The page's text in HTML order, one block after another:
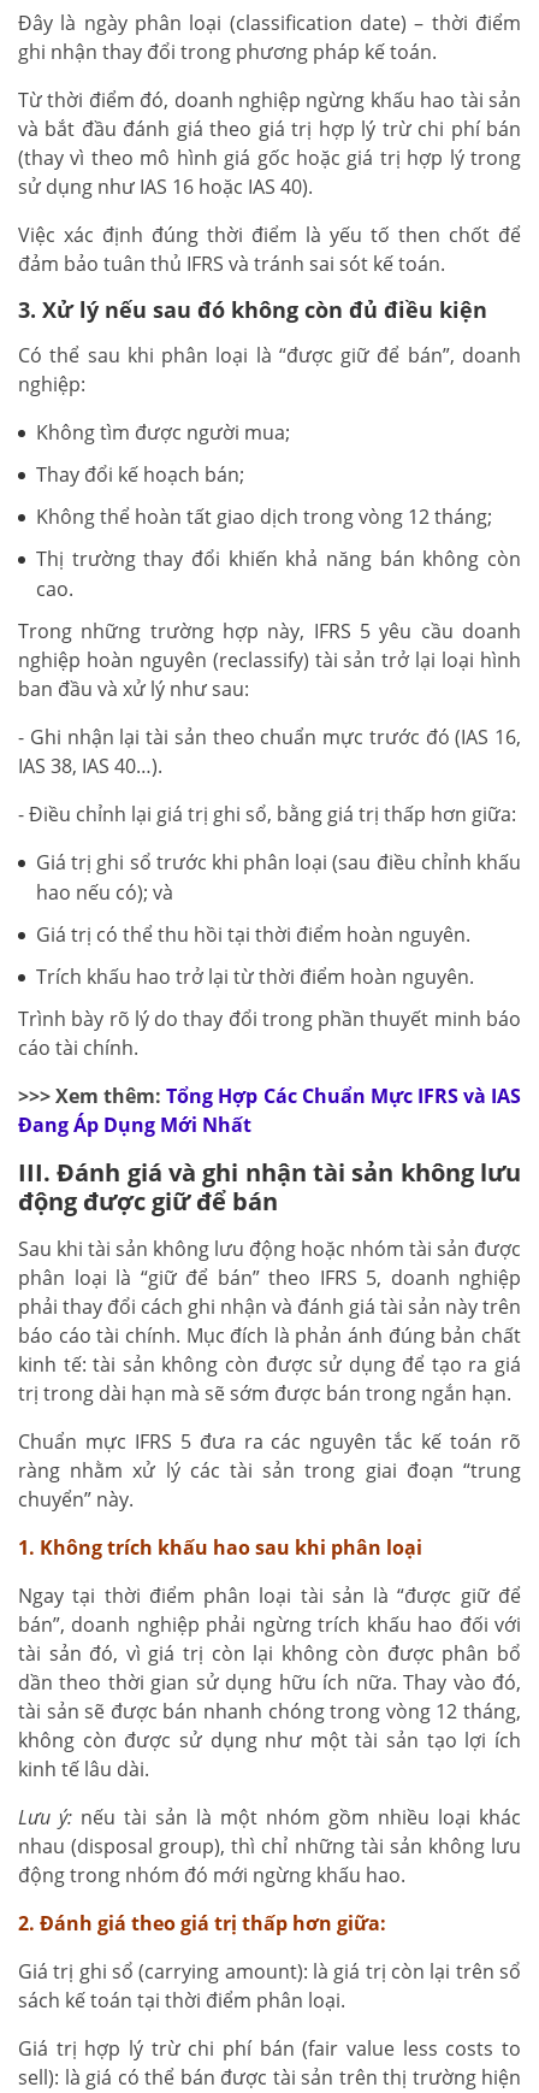
Đây là ngày phân loại (classification date) – thời điểm
ghi nhận thay đổi trong phương pháp kế toán.
Từ thời điểm đó, doanh nghiệp ngừng khấu hao tài sản
và bắt đầu đánh giá theo giá trị hợp lý trừ chi phí bán
(thay vì theo mô hình giá gốc hoặc giá trị hợp lý trong
sử dụng như IAS 16 hoặc IAS 40).
Việc xác định đúng thời điểm là yếu tố then chốt để
đảm bảo tuân thủ IFRS và tránh sai sót kế toán.
3. Xử lý nếu sau đó không còn đủ điều kiện
Có thể sau khi phân loại là “được giữ để bán”, doanh
nghiệp:
Không tìm được người mua;
Thay đổi kế hoạch bán;
Không thể hoàn tất giao dịch trong vòng 12 tháng;
Thị trường thay đổi khiến khả năng bán không còn
cao.
Trong những trường hợp này, IFRS 5 yêu cầu doanh
nghiệp hoàn nguyên (reclassify) tài sản trở lại loại hình
ban đầu và xử lý như sau:
- Ghi nhận lại tài sản theo chuẩn mực trước đó (IAS 16,
IAS 38, IAS 40…).
- Điều chỉnh lại giá trị ghi sổ, bằng giá trị thấp hơn giữa:
Giá trị ghi sổ trước khi phân loại (sau điều chỉnh khấu
hao nếu có); và
Giá trị có thể thu hồi tại thời điểm hoàn nguyên.
Trích khấu hao trở lại từ thời điểm hoàn nguyên.
Trình bày rõ lý do thay đổi trong phần thuyết minh báo
cáo tài chính.
>>> Xem thêm:Tổng Hợp Các Chuẩn Mực IFRS và IAS
Đang Áp Dụng Mới Nhất
III. Đánh giá và ghi nhận tài sản không lưu
động được giữ để bán
Sau khi tài sản không lưu động hoặc nhóm tài sản được
phân loại là “giữ để bán” theo IFRS 5, doanh nghiệp
phải thay đổi cách ghi nhận và đánh giá tài sản này trên
báo cáo tài chính. Mục đích là phản ánh đúng bản chất
kinh tế: tài sản không còn được sử dụng để tạo ra giá
trị trong dài hạn mà sẽ sớm được bán trong ngắn hạn.
Chuẩn mực IFRS 5 đưa ra các nguyên tắc kế toán rõ
ràng nhằm xử lý các tài sản trong giai đoạn “trung
chuyển” này.
1. Không trích khấu hao sau khi phân loại
Ngay tại thời điểm phân loại tài sản là “được giữ để
bán”, doanh nghiệp phải ngừng trích khấu hao đối với
tài sản đó, vì giá trị còn lại không còn được phân bổ
dần theo thời gian sử dụng hữu ích nữa. Thay vào đó,
tài sản sẽ được bán nhanh chóng trong vòng 12 tháng,
không còn được sử dụng như một tài sản tạo lợi ích
kinh tế lâu dài.
Lưu ý: nếu tài sản là một nhóm gồm nhiều loại khác
nhau (disposal group), thì chỉ những tài sản không lưu
động trong nhóm đó mới ngừng khấu hao.
2. Đánh giá theo giá trị thấp hơn giữa:
Giá trị ghi sổ (carrying amount): là giá trị còn lại trên sổ
sách kế toán tại thời điểm phân loại.
Giá trị hợp lý trừ chi phí bán (fair value less costs to
sell): là giá có thể bán được tài sản trên thị trường hiện